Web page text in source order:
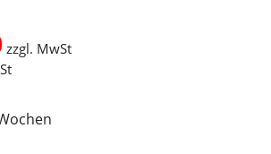
zzgl. MwSt